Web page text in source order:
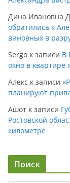
Дина Ивановна
обратились к
виновных в
Sergo к записи В
окно в квартире
Алекс к записи
планируют
Ашот к записи
Ростовской
километре
Поиск